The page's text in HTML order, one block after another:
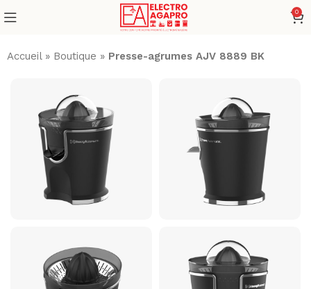
0
Accueil» Boutique » Presse-agrumes AJV 8889 BK